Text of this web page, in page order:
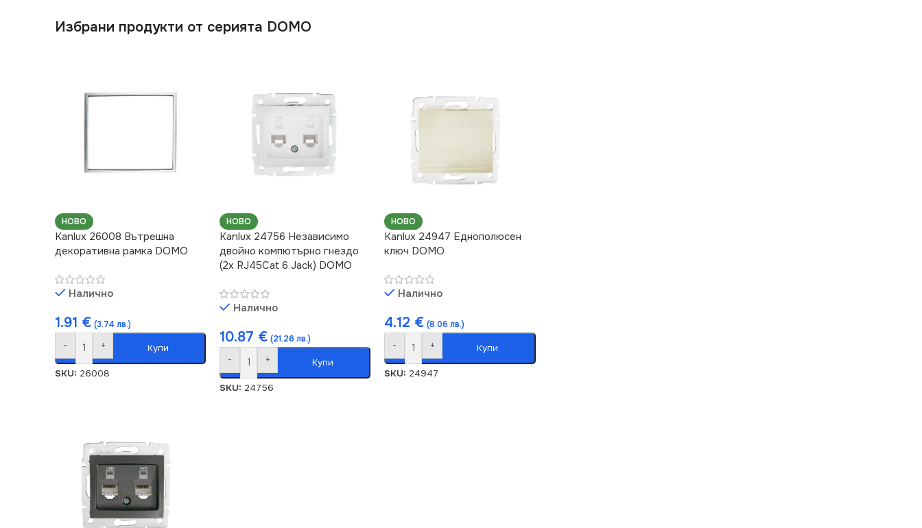
Избрани продукти от серията DOMO
НОВО
Kanlux 26008 Вътрешна
декоративна рамка DOMO
Налично
1.91 € (3.74 лв.)
- + Купи
SKU: 26008
НОВО
Kanlux 24756 Независимо
двойно компютърно гнездо
(2x RJ45Cat 6 Jack) DOMO
Налично
10.87 € (21.26 лв.)
- + Купи
SKU: 24756
НОВО
Kanlux 24947 Еднополюсен
ключ DOMO
Налично
4.12 € (8.06 лв.)
- + Купи
SKU: 24947